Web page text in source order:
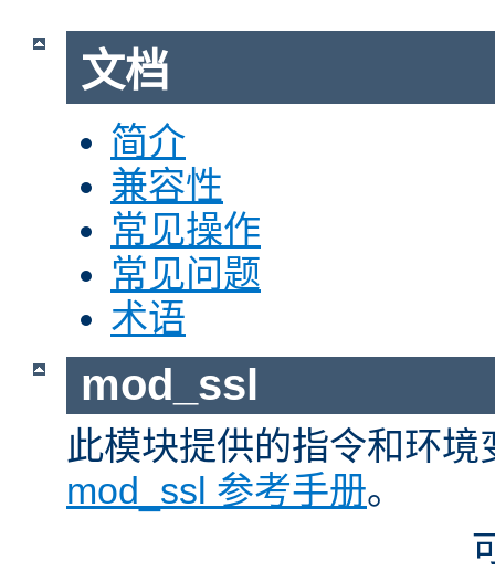
文档
简介
兼容性
常见操作
常见问题
术语
mod_ssl
此模块提供的指令和环
mod_ssl 参考手册。